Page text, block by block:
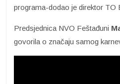
programa-dodao je direktor TO
Predsjednica NVO Feštađuni
govorila o značaju samog